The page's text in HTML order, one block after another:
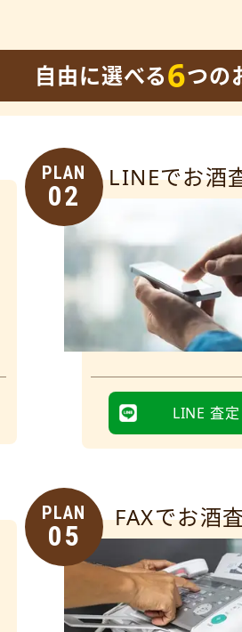
自由に選べる6つの
PLAN
02
LINEでお酒
LINE 査定
PLAN
05
FAXでお酒